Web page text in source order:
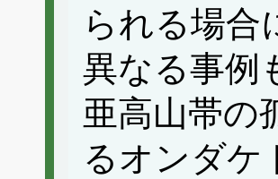
られる場合
異なる事例
亜高山帯の
るオンダケ